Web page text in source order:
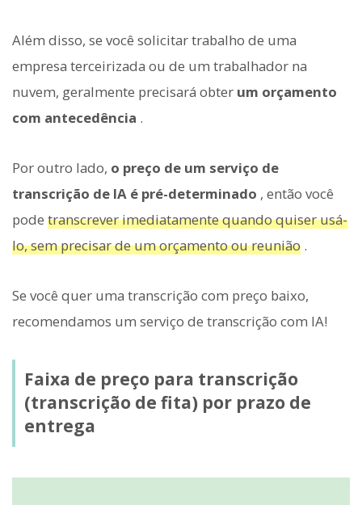
Além disso, se você solicitar trabalho de uma
empresa terceirizada ou de um trabalhador na
nuvem, geralmente precisará obter um orçamento
com antecedência .
Por outro lado, o preço de um serviço de
transcrição de IA é pré-determinado , então você
pode transcrever imediatamente quando quiser usá-
lo, sem precisar de um orçamento ou reunião .
Se você quer uma transcrição com preço baixo,
recomendamos um serviço de transcrição com IA!
Faixa de preço para transcrição
(transcrição de fita) por prazo de
entrega